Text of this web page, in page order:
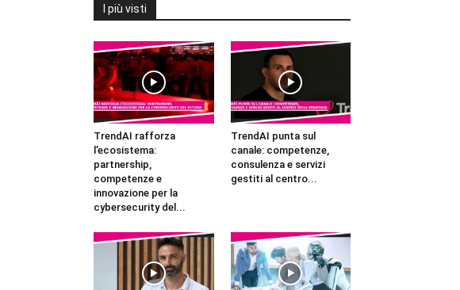
I più visti
TrendAI rafforza
l’ecosistema:
partnership,
competenze e
innovazione per la
cybersecurity del...
TrendAI punta sul
canale: competenze,
consulenza e servizi
gestiti al centro...